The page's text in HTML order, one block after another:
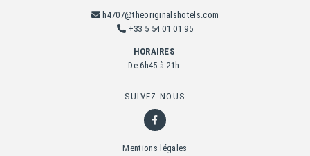
h4707@theoriginalshotels.com
+33 5 54 01 01 95
HORAIRES
De 6h45 à 21h
SUIVEZ-NOUS
Mentions légales